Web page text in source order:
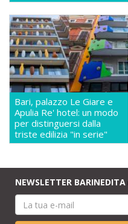
Bari, palazzo Le Giare e
Apulia Re' hotel: un modo
per distinguersi dalla
triste edilizia "in serie"
NEWSLETTER BARINEDITA